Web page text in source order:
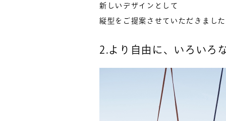
新しいデザインとして
縦型をご提案させていただきまし
2.より自由に、いろいろ